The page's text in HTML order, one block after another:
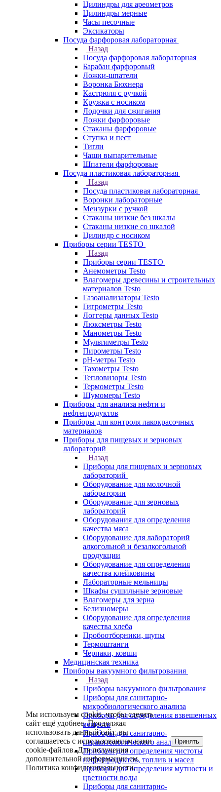
Цилиндры для ареометров
Цилиндры мерные
Часы песочные
Эксикаторы
Посуда фарфоровая лабораторная
Назад
Посуда фарфоровая лабораторная
Барабан фарфоровый
Ложки-шпатели
Воронка Бюхнера
Кастрюля с ручкой
Кружка с носиком
Лодочки для сжигания
Ложки фарфоровые
Стаканы фарфоровые
Ступка и пест
Тигли
Чаши выпарительные
Шпатели фарфоровые
Посуда пластиковая лабораторная
Назад
Посуда пластиковая лабораторная
Воронки лабораторные
Мензурки с ручкой
Стаканы низкие без шкалы
Стаканы низкие со шкалой
Цилиндр с носиком
Приборы серии TESTO
Назад
Приборы серии TESTO
Анемометры Testo
Влагомеры древесины и строительных
материалов Testo
Газоанализаторы Testo
Гигрометры Testo
Логгеры данных Testo
Люксметры Testo
Манометры Testo
Мультиметры Testo
Пирометры Testo
pH-метры Testo
Тахометры Testo
Тепловизоры Testo
Термометры Testo
Шумомеры Testo
Приборы для анализа нефти и
нефтепродуктов
Приборы для контроля лакокрасочных
материалов
Приборы для пищевых и зерновых
лабораторий
Назад
Приборы для пищевых и зерновых
лабораторий
Оборудование для молочной
лаборатории
Оборудование для зерновых
лабораторий
Оборудования для определения
качества мяса
Оборудование для лабораторий
алкогольной и безалкогольной
продукции
Оборудование для определения
качества клейковины
Лабораторные мельницы
Шкафы сушильные зерновые
Влагомеры для зерна
Белизномеры
Оборудование для определения
качества хлеба
Пробоотборники, щупы
Термоштанги
Черпаки, ковши
Медицинская техника
Приборы вакуумного фильтрования
Назад
Приборы вакуумного фильтрования
Приборы для санитарно-
микробиологического анализа
Приборы для определения взвешенных
веществ
Приборы для санитарно-
паразитологического анализа
Приборы для определения чистоты
нефтепродуктов, топлив и масел
Приборы для определения мутности и
цветности воды
Приборы для санитарно-
Мы используем cookie, чтобы сделать
сайт ещё удобнее. Продолжая
использовать данный сайт, вы
соглашаетесь с использованием нами
cookie-файлов. Для получения
дополнительной информации см.
Политика конфиденциальности.
Принять